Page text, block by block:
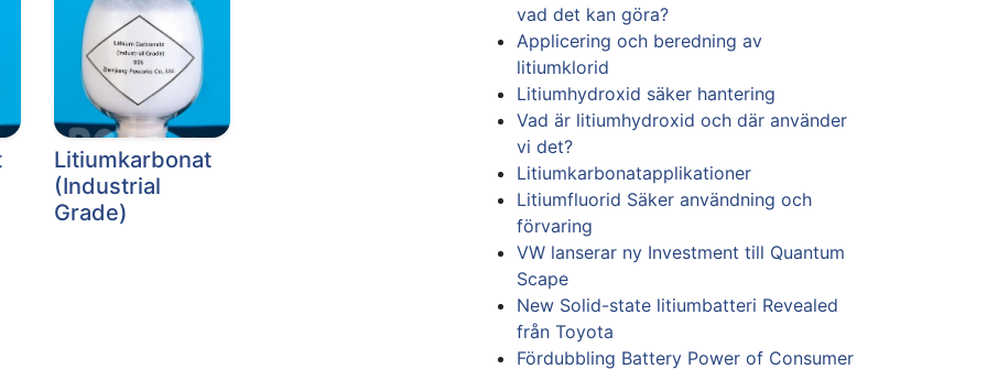
Litiumkarbonat
(Industrial
Grade)
vad det kan göra?
Applicering och beredning av
litiumklorid
Litiumhydroxid säker hantering
Vad är litiumhydroxid och där använder
vi det?
Litiumkarbonatapplikationer
Litiumfluorid Säker användning och
förvaring
VW lanserar ny Investment till Quantum
Scape
New Solid-state litiumbatteri Revealed
från Toyota
Fördubbling Battery Power of Consumer